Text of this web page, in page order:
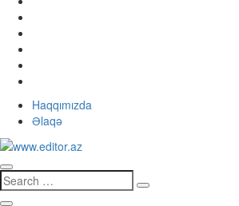
Haqqımızda
Əlaqə